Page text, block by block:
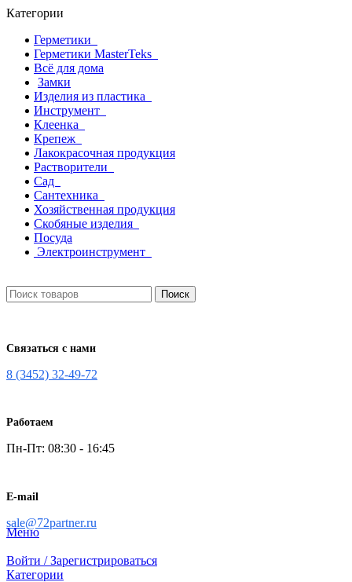
Категории
Герметики
Герметики MasterTeks
Всё для дома
Замки
Изделия из пластика
Инструмент
Клеенка
Крепеж
Лакокрасочная продукция
Растворители
Сад
Сантехника
Хозяйственная продукция
Скобяные изделия
Посуда
Электроинструмент
Поиск
Связаться с нами
8 (3452) 32-49-72
Работаем
Пн-Пт: 08:30 - 16:45
E-mail
sale@72partner.ru
Меню
Войти / Зарегистрироваться
Категории